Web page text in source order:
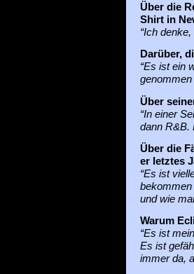
Über die
Shirt in
“Ich
Darüber,
“Es ist ein
genommen
Über
“In einer
dann R&B.
Über die
er letztes
“Es ist
und wie
Warum
“Es ist
Es ist
immer da,